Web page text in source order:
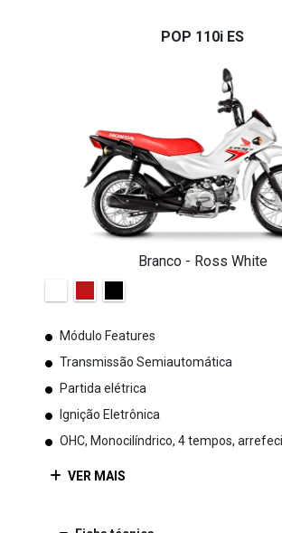
Branco - Ross White
Módulo Features
Transmissão Semiautomática
Partida elétrica
Ignição Eletrônica
Ficha técnica
contato
versão
Informações sobre POP 110i ES